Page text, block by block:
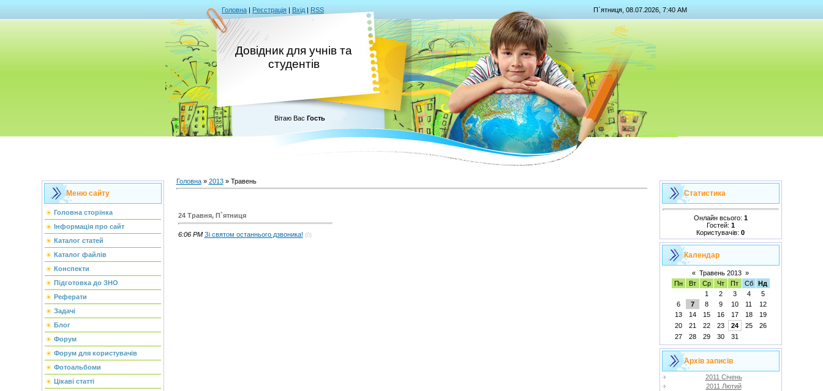
Головна | Реєстрація | Вхід | RSS П`ятниця, 08.07.2026, 7:40 AM
Довідник для учнів та
студентів
Вітаю Вас Гость
Меню сайту
Головна сторінка
Інформація про сайт
Каталог статей
Каталог файлів
Конспекти
Підготовка до ЗНО
Реферати
Задачі
Блог
Форум
Форум для користувачів
Фотоальбоми
Цікаві статті
Головна» 2013 » Травень
24 Травня, П`ятниця
6:06 PM Зі святом останнього дзвоника! (0)
Статистика
Онлайн всього: 1
Гостей: 1
Користувачів: 0
Календар
« Травень 2013 »
Пн
Вт Ср Чт Пт Сб
Нд
1
2 3 4
5
6
7 8 9 10 11
12
13
14 15 16 17 18
19
20
21 22 23 24 25
26
27
28 29 30 31
Архів записів
2011 Січень
2011 Лютий